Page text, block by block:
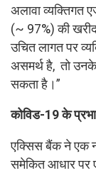
अलावा व्यक्तिगत
(~ 97%) की
उचित लागत पर
असमर्थ है, तो
सकता है।”
कोविड-19 के
एक्सिस बैंक ने एक
समेकित आधार पर